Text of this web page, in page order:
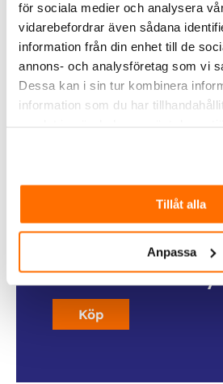
för sociala medier och analysera
vidarebefordrar även sådana
information från din enhet till de
annons- och analysföretag som vi
Dessa kan i sin tur kombinera
information som du har
Tillåt alla
Anpassa
Köp
Inom &
Köp